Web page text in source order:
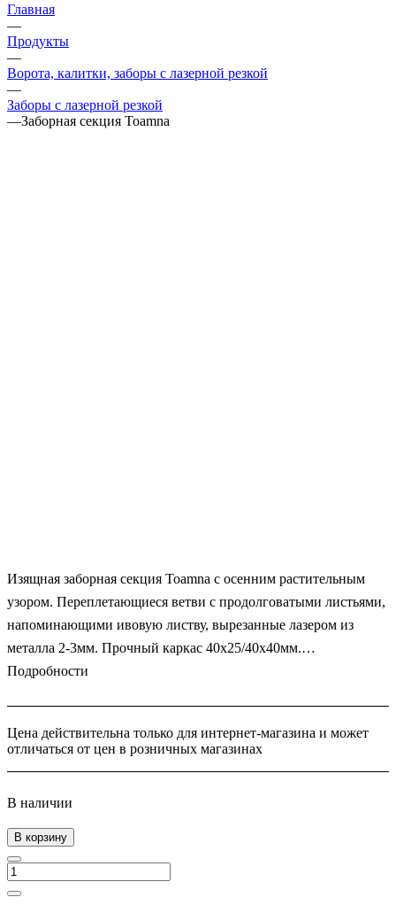
Главная
—
Продукты
—
Ворота, калитки, заборы с лазерной резкой
—
Заборы с лазерной резкой
—Заборная секция Toamna
Изящная заборная секция Toamna с осенним растительным
узором. Переплетающиеся ветви с продолговатыми листьями,
напоминающими ивовую листву, вырезанные лазером из
металла 2-3мм. Прочный каркас 40х25/40х40мм.
Индивидуальные размеры и рисунки. Порошковая покраска
Подробности
Цена действительна только для интернет-магазина и может
отличаться от цен в розничных магазинах
В наличии
В корзину